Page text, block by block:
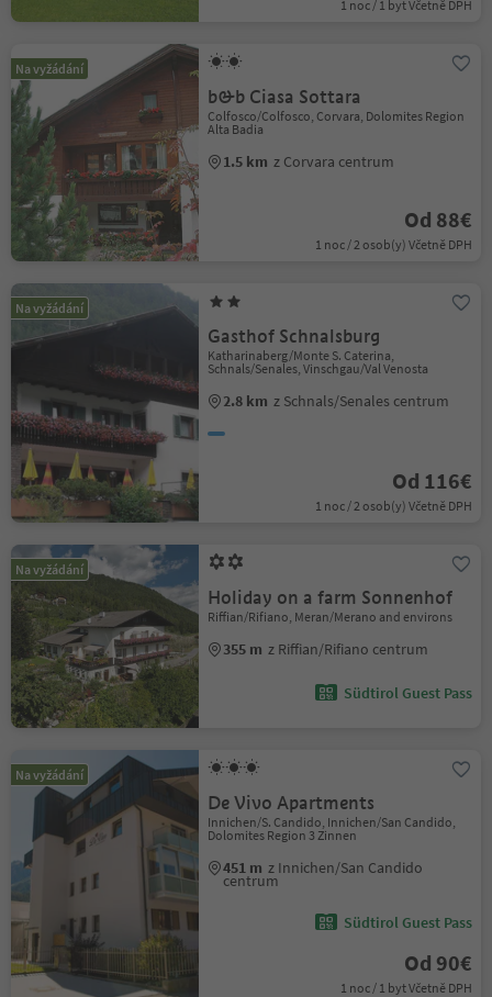
1 noc / 1 byt Včetně DPH
Na vyžádání
b&b Ciasa Sottara
Colfosco/Colfosco, Corvara, Dolomites Region
Alta Badia
1.5 km z Corvara centrum
Od 88€
1 noc / 2 osob(y) Včetně DPH
Na vyžádání
Gasthof Schnalsburg
Katharinaberg/Monte S. Caterina,
Schnals/Senales, Vinschgau/Val Venosta
2.8 km z Schnals/Senales centrum
Od 116€
1 noc / 2 osob(y) Včetně DPH
Na vyžádání
Holiday on a farm Sonnenhof
Riffian/Rifiano, Meran/Merano and environs
355 m z Riffian/Rifiano centrum
Südtirol Guest Pass
Na vyžádání
De Vivo Apartments
Innichen/S. Candido, Innichen/San Candido,
Dolomites Region 3 Zinnen
451 m z Innichen/San Candido
centrum
Südtirol Guest Pass
Od 90€
1 noc / 1 byt Včetně DPH